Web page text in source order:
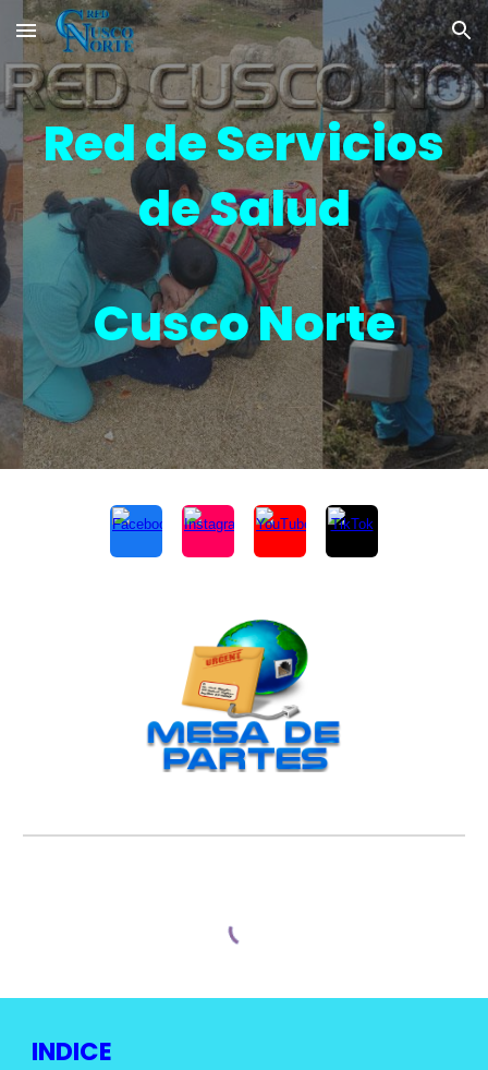
Skip to main content Skip to navigation
Red de Servicios
de Salud
Cusco Norte
INDICE